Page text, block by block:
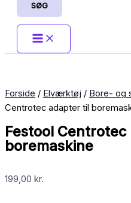
SØG
Forside / Elværktøj / Bore- og
Centrotec adapter til
Festool
boremaskine
199,00 kr.